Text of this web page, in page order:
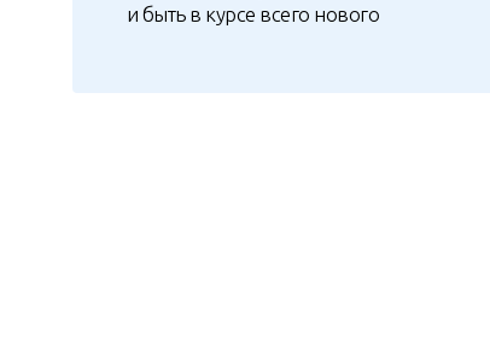
и быть в курсе всего нового